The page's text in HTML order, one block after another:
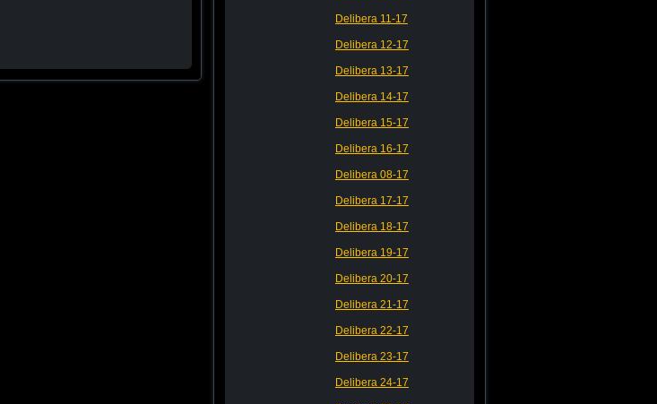
Delibera 11-17
Delibera 12-17
Delibera 13-17
Delibera 14-17
Delibera 15-17
Delibera 16-17
Delibera 08-17
Delibera 17-17
Delibera 18-17
Delibera 19-17
Delibera 20-17
Delibera 21-17
Delibera 22-17
Delibera 23-17
Delibera 24-17